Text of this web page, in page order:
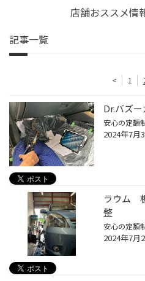
店舗おススメ情
記事一覧
< 1
Dr.バズ
2024年7月
ラウム
整
2024年7月